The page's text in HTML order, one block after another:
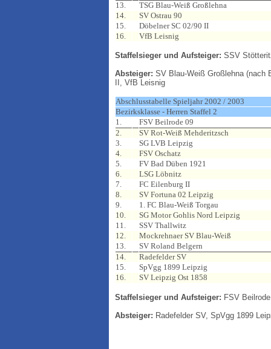
13.
TSG Blau-Weiß Großlehna
14.
SV Ostrau 90
15.
Döbelner SC 02/90 II
16.
VfB Leisnig
Staffelsieger und Aufsteiger: SSV
Absteiger: SV Blau-Weiß Großlehna (nach
II, VfB Leisnig
Abschlusstabelle Spieljahr 2002 / 2003
Bezirksklasse - Herren Staffel 2
1.
FSV Beilrode 09
2.
SV Rot-Weiß Mehderitzsch
3.
SG LVB Leipzig
4.
FSV Oschatz
5.
FV Bad Düben 1921
6.
LSG Löbnitz
7.
FC Eilenburg II
8.
SV Fortuna 02 Leipzig
9.
1. FC Blau-Weiß Torgau
10.
SG Motor Gohlis Nord Leipzig
11.
SSV Thallwitz
12.
Mockrehnaer SV Blau-Weiß
13.
SV Roland Belgern
14.
Radefelder SV
15.
SpVgg 1899 Leipzig
16.
SV Leipzig Ost 1858
Staffelsieger und Aufsteiger: FSV
Absteiger: Radefelder SV, SpVgg 1899